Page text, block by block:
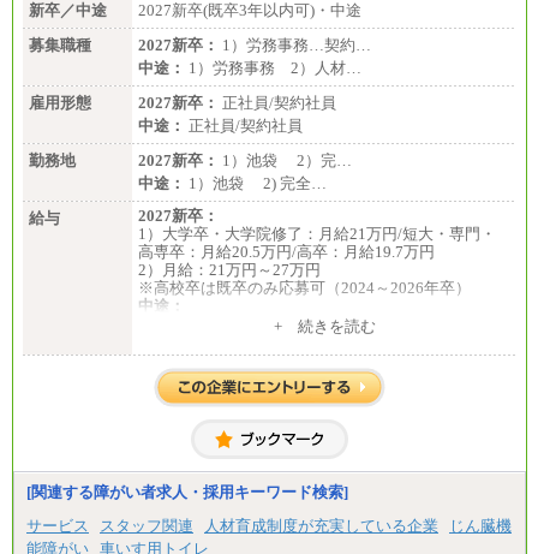
新卒／中途
2027新卒(既卒3年以内可)・中途
募集職種
2027新卒： 1）労務事務…契約…
中途： 1）労務事務 2）人材…
雇用形態
2027新卒： 正社員/契約社員
中途： 正社員/契約社員
勤務地
2027新卒： 1）池袋 2）完…
中途： 1）池袋 2) 完全…
給与
2027新卒：
1）大学卒・大学院修了：月給21万円/短大・専門・
高専卒：月給20.5万円/高卒：月給19.7万円
2）月給：21万円～27万円
※高校卒は既卒のみ応募可（2024～2026年卒）
中途：
1）月給：21万円～25万円+ 続きを読む
[関連する障がい者求人・採用キーワード検索]
サービス
スタッフ関連 人材育成制度が充実している企業
じん臓機
能障がい 車いす用トイレ